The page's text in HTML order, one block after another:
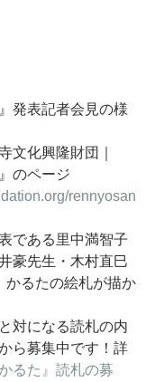
発表記者会見の様
文化興隆財団｜
のページ
rennyosan
である里中満智子
豪先生・木村直巳
かるたの絵札が描か
対になる読札の内
ら募集中です！詳
るた』読札の募